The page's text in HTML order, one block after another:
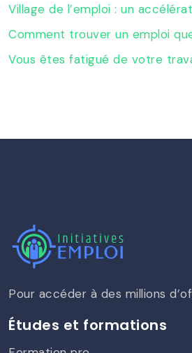
Village de l’emploi : un
Comment trouver un emploi
Vous êtes fatigué de votre
Pour accéder à des millions
Études et formations